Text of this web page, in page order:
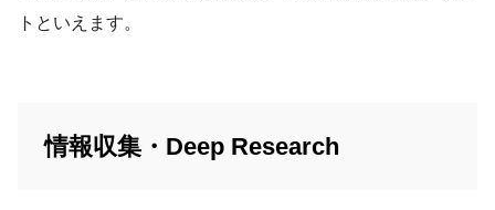
トといえます。
情報収集・Deep Research